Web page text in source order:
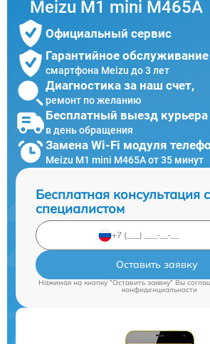
Meizu M1 mini M465A
Официальный сервис
Гарантийное обслуживание
смартфона Meizu до 3 лет
Диагностика за наш счет,
ремонт по желанию
Бесплатный выезд курьера
в день обращения
Замена Wi-Fi модуля
Meizu M1 mini M465A от 35 минут
Бесплатная консультация
специалистом
Оставить заявку
Нажимая на кнопку "Оставить заявку" Вы
конфиденциальности